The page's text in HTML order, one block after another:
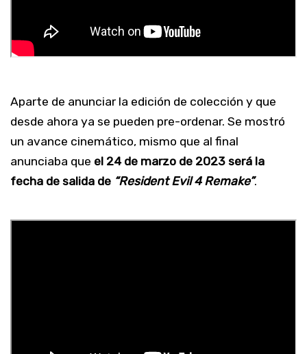
Aparte de anunciar la edición de colección y que
desde ahora ya se pueden pre-ordenar. Se mostró
un avance cinemático, mismo que al final
anunciaba que el 24 de marzo de 2023 será la
fecha de salida de “Resident Evil 4 Remake”.